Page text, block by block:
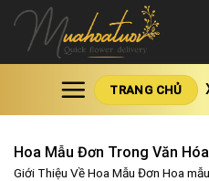
Skip
content
TRANG CHỦ
Hoa Mẫu Đơn Trong Văn
Giới Thiệu Về Hoa Mẫu Đơn Hoa